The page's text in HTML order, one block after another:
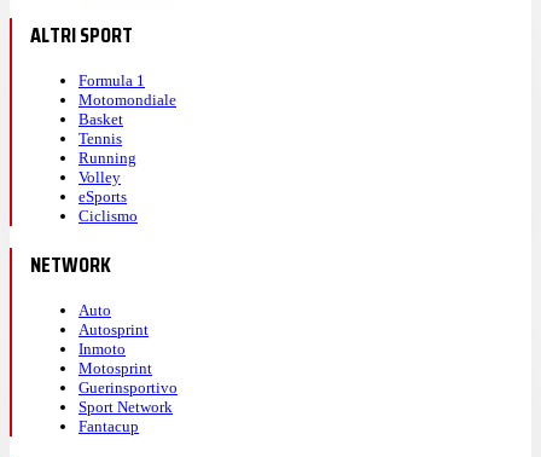
ALTRI SPORT
Formula 1
Motomondiale
Basket
Tennis
Running
Volley
eSports
Ciclismo
NETWORK
Auto
Autosprint
Inmoto
Motosprint
Guerinsportivo
Sport Network
Fantacup